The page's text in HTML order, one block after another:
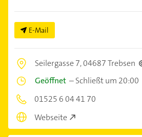
E-Mail
Seilergasse 7,04687 Trebsen
Geöffnet –Schließt um 20:00
01525 6 04 41 70
Webseite